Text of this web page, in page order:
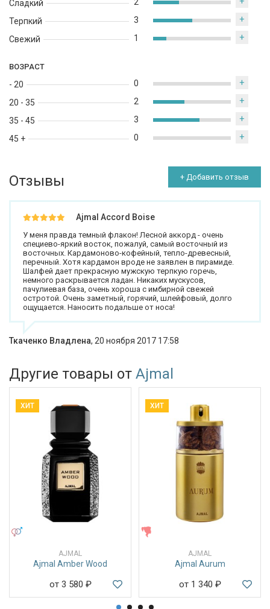
Сладкий
Терпкий
Свежий
3 +
1 +
ВОЗРАСТ
- 20
20 - 35
35 - 45
45 +
0 +
2 +
3 +
0 +
Отзывы + Добавить отзыв
Ajmal Accord Boise
У меня правда темный флакон! Лесной аккорд - очень
специево-яркий восток, пожалуй, самый восточный из
восточных. Кардамоново-кофейный, тепло-древесный,
перечный. Хотя кардамон вроде не заявлен в пирамиде.
Шалфей дает прекрасную мужскую терпкую горечь,
немного раскрывается ладан. Никаких мускусов,
пачулиевая база, очень хороша с имбирной свежей
остротой. Очень заметный, горячий, шлейфовый, долго
ощущается. Наносить подальше от носа!
Ткаченко Владлена, 20 ноября 2017 17:58
Другие товары от Ajmal
ХИТ
AJMAL
Ajmal Amber Wood
от 3 580 ₽
ХИТ
AJMAL
Ajmal Aurum
от 1 340 ₽